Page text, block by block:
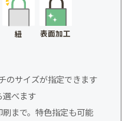
紐 表面加工
のサイズが指定できます
選べます
刷まで。特色指定も可能